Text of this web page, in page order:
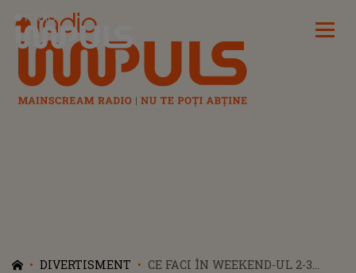
Radio Impuls
DIVERTISMENT
CE FACI ÎN WEEKEND-UL 2-3